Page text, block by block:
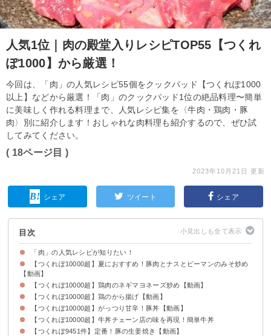
人気1位｜肉の殿堂入りレシピTOP55【つくれ
ぽ1000】から厳選！
今回は、「肉」の人気レシピ55個をクックパッド【つくれぽ1000
以上】などから厳選！「肉」のクックパッド1位の絶品料理〜簡単
に美味しく作れる料理まで、人気レシピ集を〈牛肉・鶏肉・豚
肉〉別に紹介します！おしゃれな肉料理も紹介するので、ぜひ試
してみてください。
( 18ページ目 )
2023年10月21日 更新
シェア ツイート シェア
目次
「肉」の人気レシピが知りたい！
【つくれぽ10000超】夏におすすめ！豚肉とナスとピーマンのみそ炒め
【動画】
【つくれぽ10000超】鶏肉のネギマヨネーズ炒め【動画】
【つくれぽ10000超】鶏のから揚げ【動画】
【つくれぽ10000超】がっつり甘辛！豚丼【動画】
【つくれぽ10000超】牛丼チェーン店の味を再現！簡単牛丼
【つくれぽ9451件】定番！豚の生姜焼き【動画】